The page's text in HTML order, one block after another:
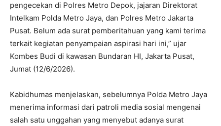
pengecekan di Polres Metro Depok, jajaran Direktorat
Intelkam Polda Metro Jaya, dan Polres Metro Jakarta
Pusat. Belum ada surat pemberitahuan yang kami terima
terkait kegiatan penyampaian aspirasi hari ini,” ujar
Kombes Budi di kawasan Bundaran HI, Jakarta Pusat,
Jumat (12/6/2026).
Kabidhumas menjelaskan, sebelumnya Polda Metro Jaya
menerima informasi dari patroli media sosial mengenai
salah satu unggahan yang menyebut adanya surat